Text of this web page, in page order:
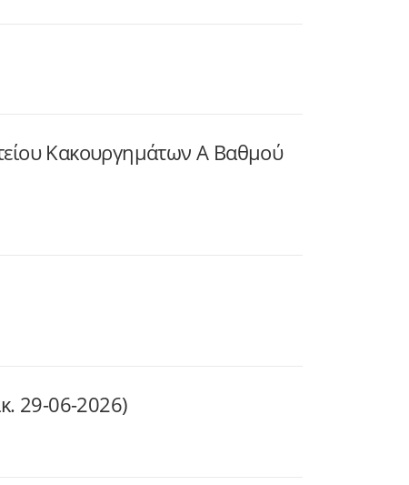
Κακουργημάτων Α Βαθμού
29-06-2026)